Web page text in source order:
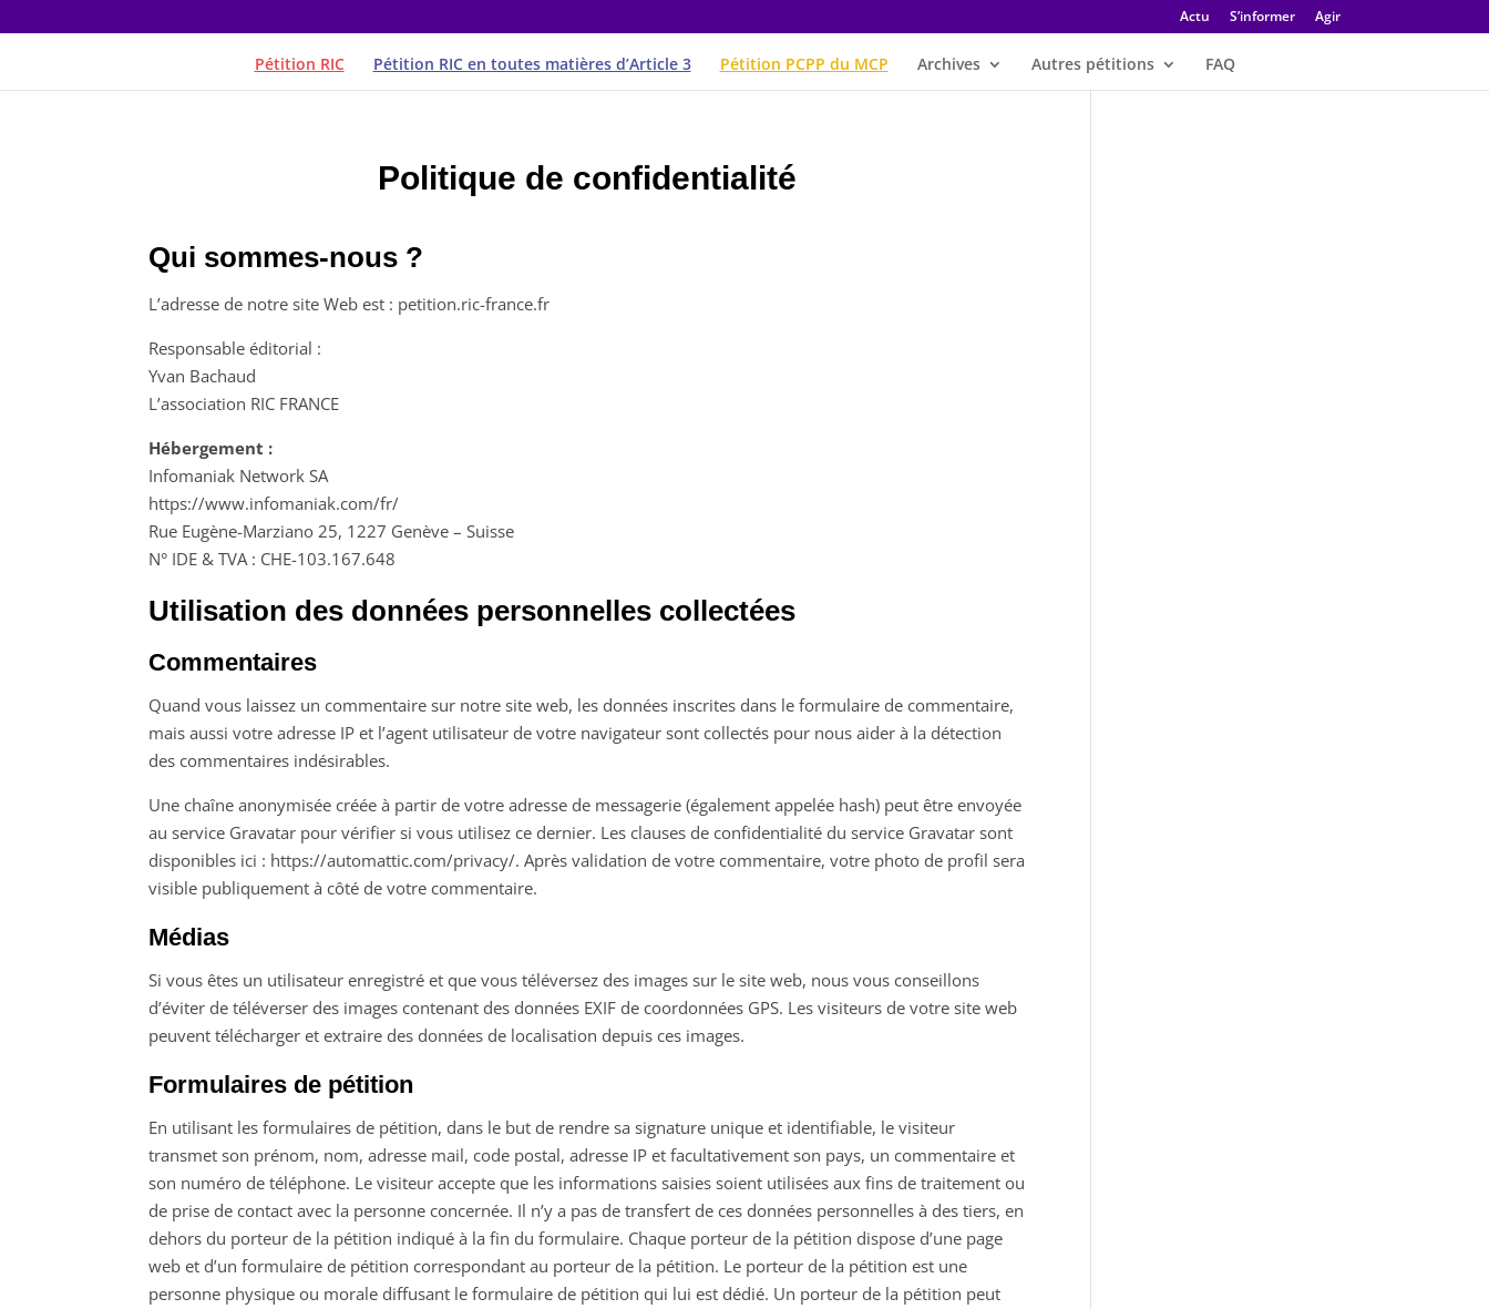
Actu S’informer Agir
Pétition RIC Pétition RIC en toutes matières d’Article 3 Pétition PCPP du MCP Archives Autres pétitions FAQ
Politique de confidentialité
Qui sommes-nous ?
L’adresse de notre site Web est : petition.ric-france.fr
Responsable éditorial :
Yvan Bachaud
L’association RIC FRANCE
Hébergement :
Infomaniak Network SA
https://www.infomaniak.com/fr/
Rue Eugène-Marziano 25, 1227 Genève – Suisse
N° IDE & TVA : CHE-103.167.648
Utilisation des données personnelles collectées
Commentaires
Quand vous laissez un commentaire sur notre site web, les données inscrites dans le formulaire de commentaire,
mais aussi votre adresse IP et l’agent utilisateur de votre navigateur sont collectés pour nous aider à la détection
des commentaires indésirables.
Une chaîne anonymisée créée à partir de votre adresse de messagerie (également appelée hash) peut être envoyée
au service Gravatar pour vérifier si vous utilisez ce dernier. Les clauses de confidentialité du service Gravatar sont
disponibles ici : https://automattic.com/privacy/. Après validation de votre commentaire, votre photo de profil sera
visible publiquement à côté de votre commentaire.
Médias
Si vous êtes un utilisateur enregistré et que vous téléversez des images sur le site web, nous vous conseillons
d’éviter de téléverser des images contenant des données EXIF de coordonnées GPS. Les visiteurs de votre site web
peuvent télécharger et extraire des données de localisation depuis ces images.
Formulaires de pétition
En utilisant les formulaires de pétition, dans le but de rendre sa signature unique et identifiable, le visiteur
transmet son prénom, nom, adresse mail, code postal, adresse IP et facultativement son pays, un commentaire et
son numéro de téléphone. Le visiteur accepte que les informations saisies soient utilisées aux fins de traitement ou
de prise de contact avec la personne concernée. Il n’y a pas de transfert de ces données personnelles à des tiers, en
dehors du porteur de la pétition indiqué à la fin du formulaire. Chaque porteur de la pétition dispose d’une page
web et d’un formulaire de pétition correspondant au porteur de la pétition. Le porteur de la pétition est une
personne physique ou morale diffusant le formulaire de pétition qui lui est dédié. Un porteur de la pétition peut